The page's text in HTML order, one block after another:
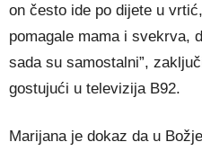
on često ide po dijete u
pomagale mama i svekrva,
sada su samostalni”,
gostujući u televizija B92.
Marijana je dokaz da u